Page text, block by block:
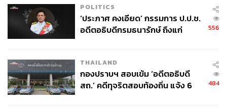
POLITICS
‘ประภาศ คงเอียด’ กรรมการ ป.ป.ช.
อดีตอธิบดีกรมธนารักษ์ ถึงแก่
556
THAILAND
กองปราบฯ สอบเข้ม ‘อดีตอธิบดี
สถ.’ คดีทุจริตสอบท้องถิ่น แจ้ง 6
484